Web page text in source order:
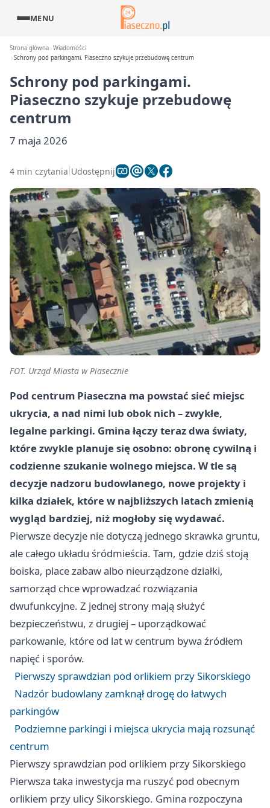
MENU
Strona główna Wiadomości
Schrony pod parkingami. Piaseczno szykuje przebudowę centrum
Schrony pod parkingami.
Piaseczno szykuje przebudowę
centrum
7 maja 2026
4 min czytania Udostępnij
FOT. Urząd Miasta w Piasecznie
Pod centrum Piaseczna ma powstać sieć miejsc
ukrycia, a nad nimi lub obok nich – zwykłe,
legalne parkingi. Gmina łączy teraz dwa światy,
które zwykle planuje się osobno: obronę cywilną i
codzienne szukanie wolnego miejsca. W tle są
decyzje nadzoru budowlanego, nowe projekty i
kilka działek, które w najbliższych latach zmienią
wygląd bardziej, niż mogłoby się wydawać.
Pierwsze decyzje nie dotyczą jednego skrawka gruntu,
ale całego układu śródmieścia. Tam, gdzie dziś stoją
boiska, place zabaw albo nieurządzone działki,
samorząd chce wprowadzać rozwiązania
dwufunkcyjne. Z jednej strony mają służyć
bezpieczeństwu, z drugiej – uporządkować
parkowanie, które od lat w centrum bywa źródłem
napięć i sporów.
Pierwszy sprawdzian pod orlikiem przy Sikorskiego
Nadzór budowlany zamknął drogę do łatwych
parkingów
Podziemne parkingi i miejsca ukrycia mają rozsunąć
centrum
Pierwszy sprawdzian pod orlikiem przy Sikorskiego
Pierwsza taka inwestycja ma ruszyć pod obecnym
orlikiem przy ulicy Sikorskiego. Gmina rozpoczyna